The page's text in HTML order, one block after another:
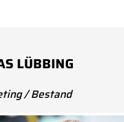
LÜBBING
/ Bestand